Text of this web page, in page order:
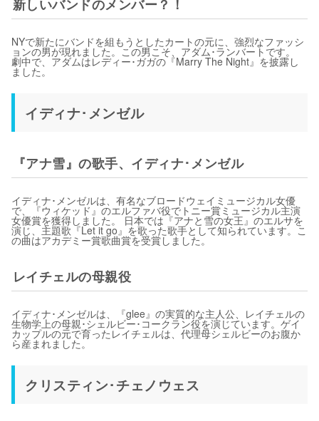
新しいバンドのメンバー？！
NYで新たにバンドを組もうとしたカートの元に、強烈なファッシ
ョンの男が現れました。この男こそ、アダム･ランバートです。
劇中で、アダムはレディー･ガガの『Marry The Night』を披露し
ました。
イディナ･メンゼル
『アナ雪』の歌手、イディナ･メンゼル
イディナ･メンゼルは、有名なブロードウェイミュージカル女優
で、『ウィケッド』のエルファバ役でトニー賞ミュージカル主演
女優賞を獲得しました。 日本では『アナと雪の女王』のエルサを
演じ、主題歌『Let it go』を歌った歌手として知られています。こ
の曲はアカデミー賞歌曲賞を受賞しました。
レイチェルの母親役
イディナ･メンゼルは、『glee』の実質的な主人公、レイチェルの
生物学上の母親･シェルビー･コークラン役を演じています。ゲイ
カップルの元で育ったレイチェルは、代理母シェルビーのお腹か
ら産まれました。
クリスティン･チェノウェス